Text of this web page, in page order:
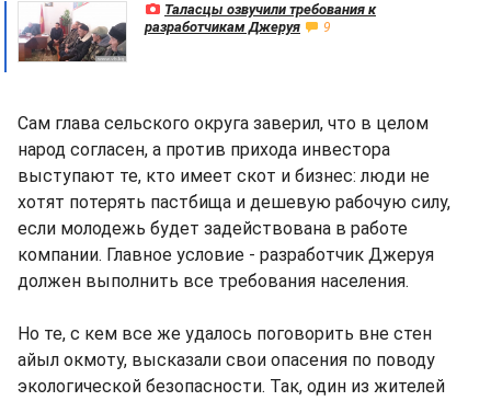
Таласцы озвучили требования к
разработчикам Джеруя
9
Сам глава сельского округа заверил, что в целом
народ согласен, а против прихода инвестора
выступают те, кто имеет скот и бизнес: люди не
хотят потерять пастбища и дешевую рабочую силу,
если молодежь будет задействована в работе
компании. Главное условие - разработчик Джеруя
должен выполнить все требования населения.
Но те, с кем все же удалось поговорить вне стен
айыл окмоту, высказали свои опасения по поводу
экологической безопасности. Так, один из жителей